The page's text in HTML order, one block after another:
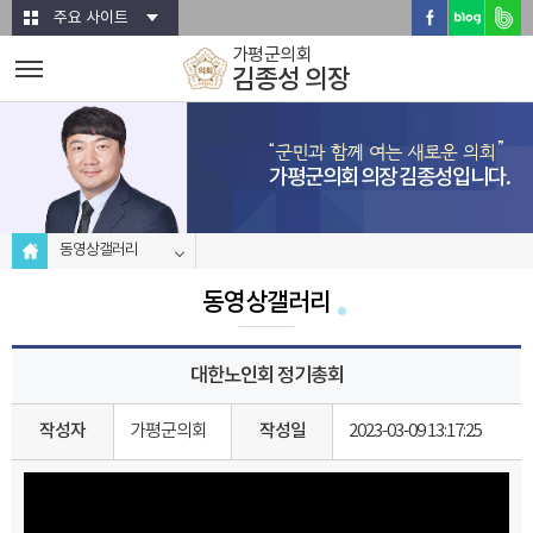
본문바로가기주요 사이트
가평군의회
김종성 의장
가평군의회 의장 김종성입니다.
동영상갤러리
동영상갤러리
대한노인회 정기총회
작성자 가평군의회 작성일 2023-03-09 13:17:25